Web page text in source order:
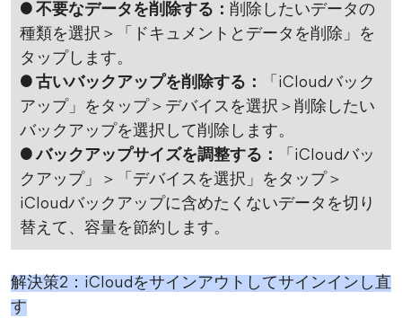
● 不要なデータを削除する： 削除したいデータの
種類を選択＞「ドキュメントとデータを削除」を
タップします。
● 古いバックアップを削除する：
「iCloudバック
アップ」をタップ＞デバイスを選択＞削除したい
バックアップを選択して削除します。
● バックアップサイズを調整する：
「iCloudバッ
クアップ」＞「デバイスを選択」をタップ＞
iCloudバックアップに含めたくないデータを切り
替えて、容量を節約します。
解決策2：iCloudをサインアウトしてサインインし直
す